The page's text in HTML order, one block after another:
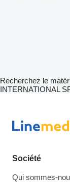
Recherchez le
INTERNATIONAL
Société
Qui sommes-